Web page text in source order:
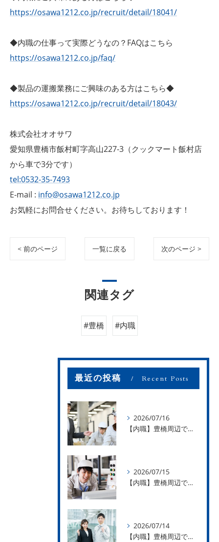
https://osawa1212.co.jp/recruit/detail/18041/
◆内職の仕事って実際どうなの？FAQはこちら
https://osawa1212.co.jp/faq/
◆製品の運搬業務にご興味のある方はこちら◆
https://osawa1212.co.jp/recruit/detail/18043/
株式会社オオサワ
愛知県豊橋市飯村町字高山227-3（クックマート飯村店
から車で3分です）
tel:0532-35-7493
E-mail : info@osawa1212.co.jp
お気軽にお問合せください。お待ちしております！
< 前のページ 一覧に戻る 次のページ >
関連タグ
#豊橋 #内職
最近の投稿 Recent Posts
2026/07/16
【内職】豊橋周辺で内職のお仕事を探している方募集中！【お仕事の内容】
2026/07/15
【内職】豊橋周辺で内職のお仕事を探している方募集中！【急な学級閉鎖も安心】
2026/07/14
【内職】豊橋周辺で内職のお仕事を探している方募集中！【内職さまのお声②】